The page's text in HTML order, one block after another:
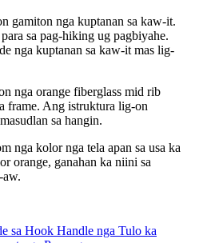
​​gamiton nga kuptanan sa kaw-it.
sa pag-hiking ug pagbiyahe.
nga kuptanan sa kaw-it mas lig-
nga orange fiberglass mid rib
frame. Ang istruktura lig-on
sa hangin.
nga kolor nga tela apan sa usa ka
orange, ganahan ka niini sa
aw.